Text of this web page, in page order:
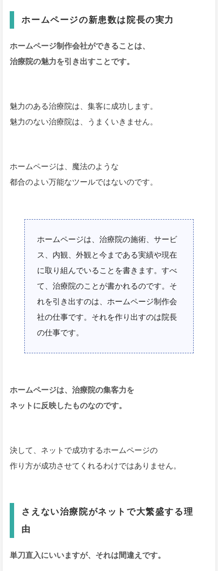
ホームページの新患数は院長の実力
ホームページ制作会社ができることは、
治療院の魅力を引き出すことです。
魅力のある治療院は、集客に成功します。
魅力のない治療院は、うまくいきません。
ホームページは、魔法のような
都合のよい万能なツールではないのです。
ホームページは、治療院の施術、サービ
ス、内観、外観と今まである実績や現在
に取り組んでいることを書きます。すべ
て、治療院のことが書かれるのです。そ
れを引き出すのは、ホームページ制作会
社の仕事です。それを作り出すのは院長
の仕事です。
ホームページは、治療院の集客力を
ネットに反映したものなのです。
決して、ネットで成功するホームページの
作り方が成功させてくれるわけではありません。
さえない治療院がネットで大繁盛する理
由
単刀直入にいいますが、 それは間違えです。